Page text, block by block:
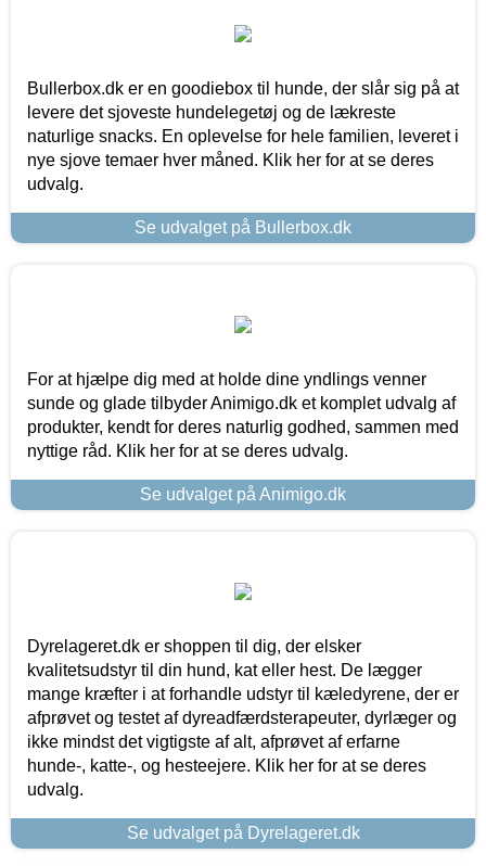
Bullerbox.dk er en goodiebox til hunde, der slår sig på at
levere det sjoveste hundelegetøj og de lækreste
naturlige snacks. En oplevelse for hele familien, leveret i
nye sjove temaer hver måned. Klik her for at se deres
udvalg.
Se udvalget på Bullerbox.dk
For at hjælpe dig med at holde dine yndlings venner
sunde og glade tilbyder Animigo.dk et komplet udvalg af
produkter, kendt for deres naturlig godhed, sammen med
nyttige råd. Klik her for at se deres udvalg.
Se udvalget på Animigo.dk
Dyrelageret.dk er shoppen til dig, der elsker
kvalitetsudstyr til din hund, kat eller hest. De lægger
mange kræfter i at forhandle udstyr til kæledyrene, der er
afprøvet og testet af dyreadfærdsterapeuter, dyrlæger og
ikke mindst det vigtigste af alt, afprøvet af erfarne
hunde-, katte-, og hesteejere. Klik her for at se deres
udvalg.
Se udvalget på Dyrelageret.dk